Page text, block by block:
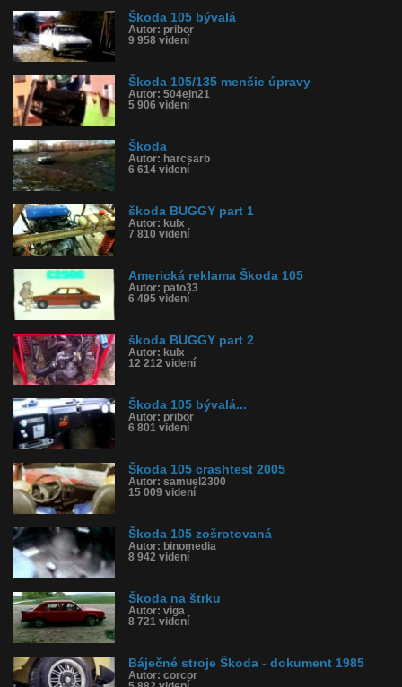
Tagy: škoda 105, turbo
História sledovanosti videa:
Škoda 105 bývalá
Autor: pribor
9 958 videní
Škoda 105/135 menšie úpravy
Autor: 504ein21
5 906 videní
Škoda
Autor: harcsarb
6 614 videní
škoda BUGGY part 1
Autor: kulx
7 810 videní
Americká reklama Škoda 105
Autor: pato33
6 495 videní
škoda BUGGY part 2
Autor: kulx
12 212 videní
Škoda 105 bývalá...
Autor: pribor
6 801 videní
Škoda 105 crashtest 2005
Autor: samuel2300
15 009 videní
Škoda 105 zošrotovaná
Autor: binomedia
8 942 videní
Škoda na štrku
Autor: viga
8 721 videní
Báječné stroje Škoda - dokument 1985
Autor: corcor